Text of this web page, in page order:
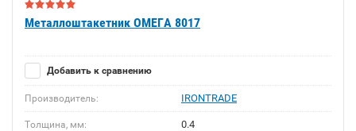
Металлоштакетник ОМЕГА 8017
Добавить к сравнению
Производитель: IRONTRADE
Толщина, мм: 0.4